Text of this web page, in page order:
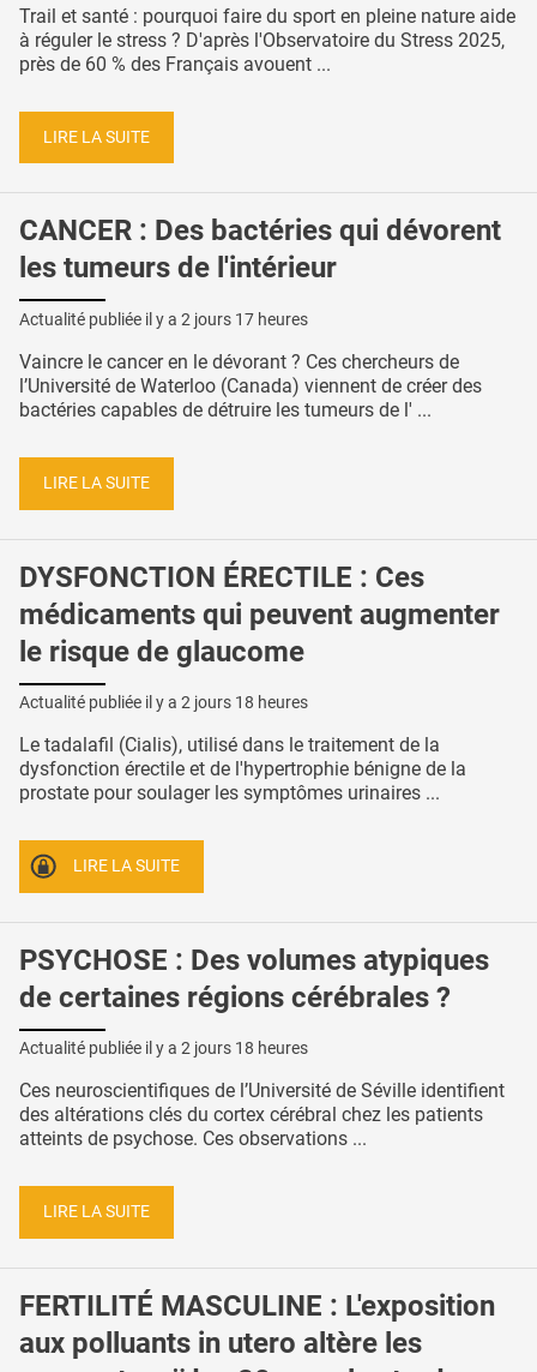
Trail et santé : pourquoi faire du sport en pleine nature aide
à réguler le stress ? D'après l'Observatoire du Stress 2025,
près de 60 % des Français avouent ...
LIRE LA SUITE
CANCER : Des bactéries qui dévorent
les tumeurs de l'intérieur
Actualité publiée il y a 2 jours 17 heures
Vaincre le cancer en le dévorant ? Ces chercheurs de
l’Université de Waterloo (Canada) viennent de créer des
bactéries capables de détruire les tumeurs de l' ...
LIRE LA SUITE
DYSFONCTION ÉRECTILE : Ces
médicaments qui peuvent augmenter
le risque de glaucome
Actualité publiée il y a 2 jours 18 heures
Le tadalafil (Cialis), utilisé dans le traitement de la
dysfonction érectile et de l'hypertrophie bénigne de la
prostate pour soulager les symptômes urinaires ...
LIRE LA SUITE
PSYCHOSE : Des volumes atypiques
de certaines régions cérébrales ?
Actualité publiée il y a 2 jours 18 heures
Ces neuroscientifiques de l’Université de Séville identifient
des altérations clés du cortex cérébral chez les patients
atteints de psychose. Ces observations ...
LIRE LA SUITE
FERTILITÉ MASCULINE : L'exposition
aux polluants in utero altère les